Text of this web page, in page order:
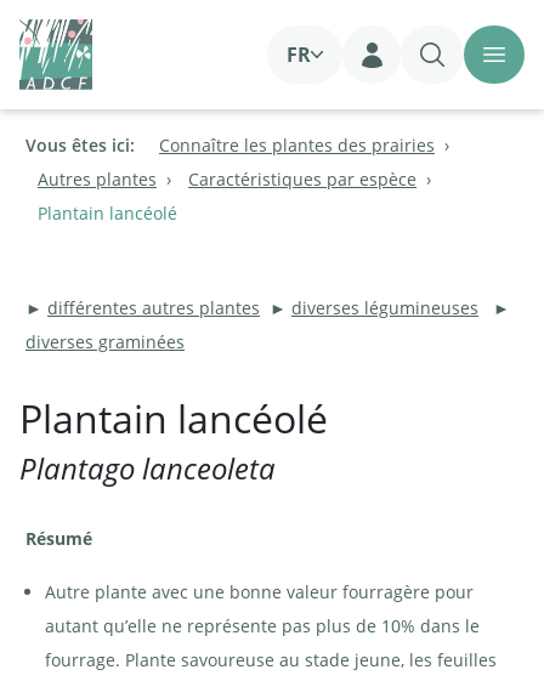
FR
Login
Vous êtes ici:
Connaître les plantes des prairies
Autres plantes
Caractéristiques par espèce
Plantain lancéolé
► différentes autres plantes ► diverses légumineuses ►
diverses graminées
Plantain lancéolé
Plantago lanceoleta
Résumé
Autre plante avec une bonne valeur fourragère pour
autant qu’elle ne représente pas plus de 10% dans le
fourrage. Plante savoureuse au stade jeune, les feuilles